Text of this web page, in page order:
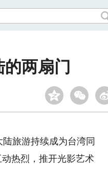
两扇门
旅游持续成为台湾同
热烈，推开光影艺术